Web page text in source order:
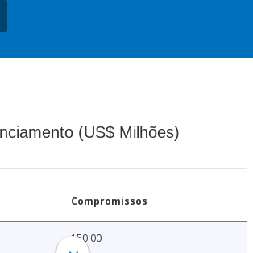
(US$ Milhões)
Compromissos
150.00